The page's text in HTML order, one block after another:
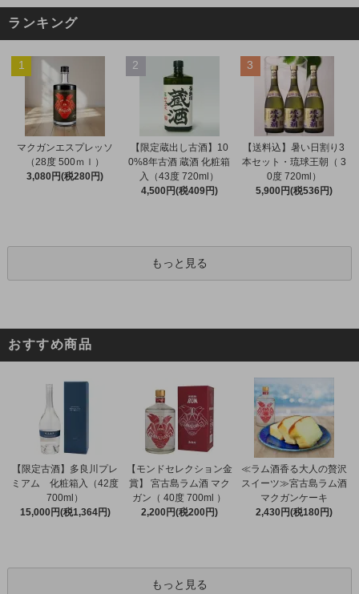
ランキング
1
マクガンエスプレッソ
（28度 500ｍｌ）
3,080円(税280円)
2
【限定蔵出し古酒】10
0%8年古酒 蔵酒 化粧箱
入（43度 720ml）
4,500円(税409円)
3
【送料込】暑い日割り3
本セット・琉球王朝（ 3
0度 720ml）
5,900円(税536円)
もっと見る
おすすめ商品
【限定古酒】多良川プレ
ミアム 化粧箱入（42度
700ml）
15,000円(税1,364円)
【モンドセレクション金
賞】 宮古島ラム酒 マク
ガン（ 40度 700ml ）
2,200円(税200円)
≪ラム酒香る大人の贅沢
スイーツ≫宮古島ラム酒
マクガンケーキ
2,430円(税180円)
もっと見る